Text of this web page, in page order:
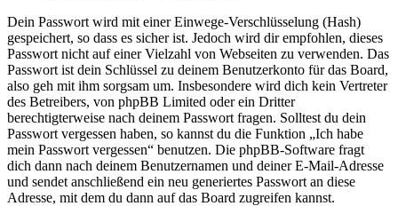
Dein Passwort wird mit einer Einwege-Verschlüsselung (Hash)
gespeichert, so dass es sicher ist. Jedoch wird dir empfohlen, dieses
Passwort nicht auf einer Vielzahl von Webseiten zu verwenden. Das
Passwort ist dein Schlüssel zu deinem Benutzerkonto für das Board,
also geh mit ihm sorgsam um. Insbesondere wird dich kein Vertreter
des Betreibers, von phpBB Limited oder ein Dritter
berechtigterweise nach deinem Passwort fragen. Solltest du dein
Passwort vergessen haben, so kannst du die Funktion „Ich habe
mein Passwort vergessen“ benutzen. Die phpBB-Software fragt
dich dann nach deinem Benutzernamen und deiner E-Mail-Adresse
und sendet anschließend ein neu generiertes Passwort an diese
Adresse, mit dem du dann auf das Board zugreifen kannst.